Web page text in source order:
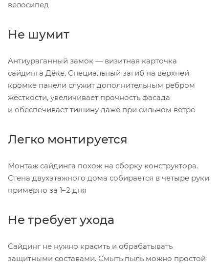
велосипед
Не шумит
Антиураганный замок — визитная карточка
сайдинга Дёке. Специальный загиб на верхней
кромке панели служит дополнительным ребром
жёсткости, увеличивает прочность фасада
и обеспечивает тишину даже при сильном ветре
Легко монтируется
Монтаж сайдинга похож на сборку конструктора.
Стена двухэтажного дома собирается в четыре руки
примерно за 1–2 дня
Не требует ухода
Сайдинг не нужно красить и обрабатывать
защитными составами. Смыть пыль можно простой